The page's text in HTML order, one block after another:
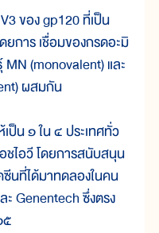
ของ gp120 ที่เป็น
ยการ เชื่อมของกรดอะมิ
(monovalent) และ
ผสมกัน
น ๑ ใน ๔ ประเทศทั่ว
ชไอวี โดยการสนับสนุน
นที่ได้มาทดลองในคน
Genentech ซึ่งตรง